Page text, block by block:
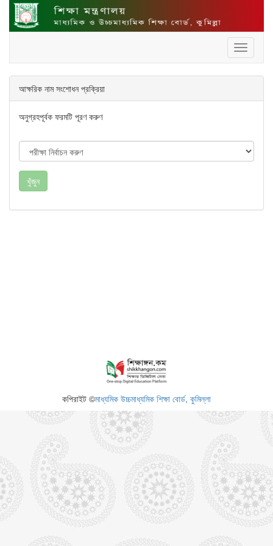
Toggle
আক্ষরিক নাম সংশোধন প্রক্রিয়া
অনুগ্রহপূর্বক ফরমটি পূরণ করুণ
কপিরাইট ©মাধ্যমিক উচ্চমাধ্যমিক শিক্ষা বোর্ড, কুমিল্লা